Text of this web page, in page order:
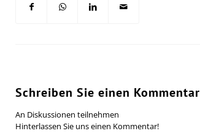
Schreiben Sie einen Kommentar
An Diskussionen teilnehmen
Hinterlassen Sie uns einen Kommentar!